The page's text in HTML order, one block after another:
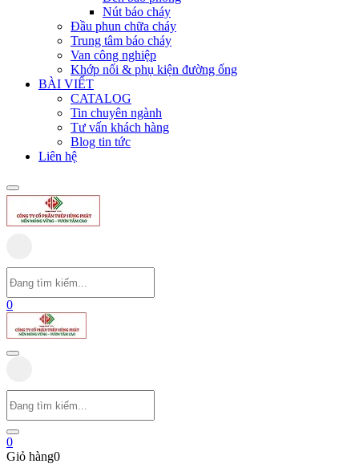
Nút báo cháy
Đầu phun chữa cháy
Trung tâm báo cháy
Van công nghiệp
Khớp nối & phụ kiện đường ống
BÀI VIẾT
CATALOG
Tin chuyên ngành
Tư vấn khách hàng
Blog tin tức
Liên hệ
0
0
Giỏ hàng0